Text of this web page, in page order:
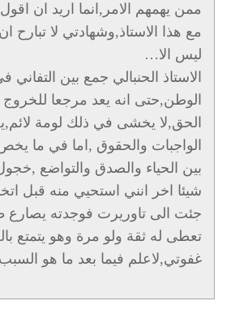
ممن يهمهم الامر,انما اريد ان
مع هذا الاستاذ,وشهادتي لا
ليس الا…
الاستاذ الحنبالي جمع بين
الوطن,حتى انه يعد مرجعا للخروج
الحق,لا يخشى في ذلك لومة
الواجبات والحقوق ,اما في ما
بين الحياء والصدق والتواضع
شيئا اخر انني استحيي منه قبل
جئت الى تاوريرت فوجدته يصارع
تعطى له ثقة ولو مرة وهو يتمتع
غفوتي,لاعلم فيما بعد ما هو